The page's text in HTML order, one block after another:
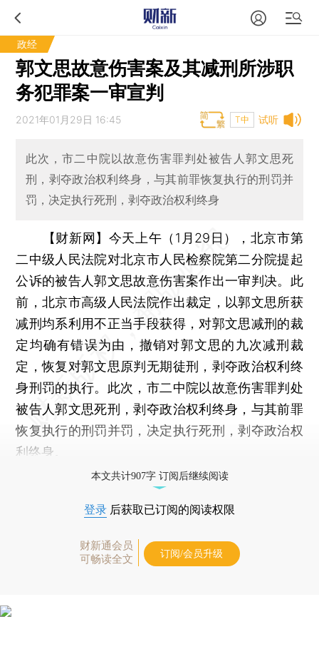
政经
郭文思故意伤害案及其减刑所涉职
务犯罪案一审宣判
试听
2021年01月29日 16:45 T中
此次，市二中院以故意伤害罪判处被告人郭文思死
刑，剥夺政治权利终身，与其前罪恢复执行的刑罚并
罚，决定执行死刑，剥夺政治权利终身
【财新网】 今天上午（1月29日），北京市第
二中级人民法院对北京市人民检察院第二分院提起
公诉的被告人郭文思故意伤害案作出一审判决。此
前，北京市高级人民法院作出裁定，以郭文思所获
减刑均系利用不正当手段获得，对郭文思减刑的裁
定均确有错误为由，撤销对郭文思的九次减刑裁
定，恢复对郭文思原判无期徒刑，剥夺政治权利终
身刑罚的执行。此次，市二中院以故意伤害罪判处
被告人郭文思死刑，剥夺政治权利终身，与其前罪
恢复执行的刑罚并罚，决定执行死刑，剥夺政治权
利终身。
本文共计907字 订阅后继续阅读
登录 后获取已订阅的阅读权限
财新通会员
可畅读全文
订阅/会员升级